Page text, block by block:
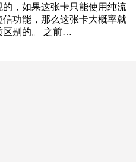
，如果这张卡只能使用纯流
功能，那么这张卡大概率就
区别的。 之前…